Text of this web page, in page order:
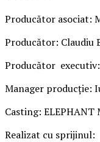
Producător asociat:
Producător: Claudiu
Producător
Manager producție:
Casting: ELEPHANT
Realizat cu sprijinul: